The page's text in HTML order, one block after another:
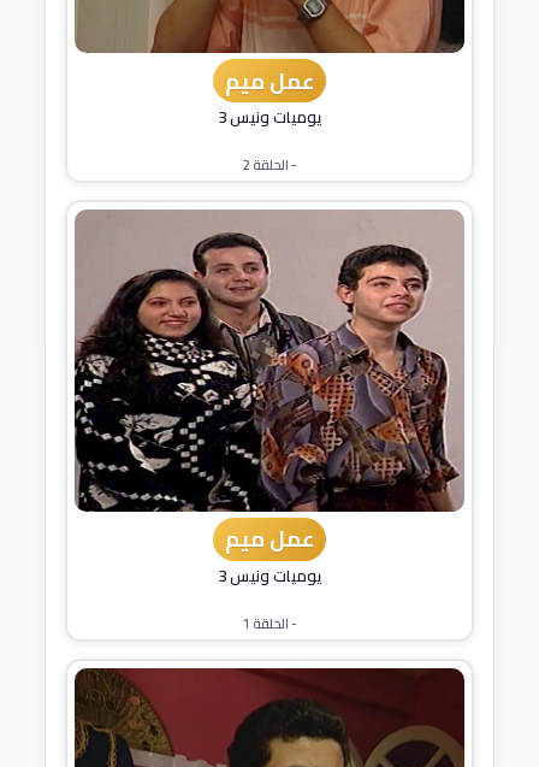
عمل ميم
يوميات ونيس 3
- الحلقة 2
عمل ميم
يوميات ونيس 3
- الحلقة 1